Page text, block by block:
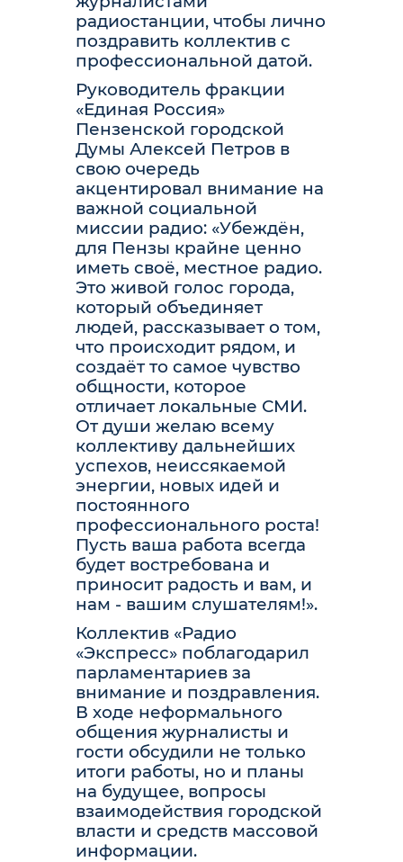
радиостанции, чтобы лично
поздравить коллектив с
профессиональной датой.
Руководитель фракции
«Единая Россия»
Пензенской городской
Думы Алексей Петров в
свою очередь
акцентировал внимание на
важной социальной
миссии радио: «Убеждён,
для Пензы крайне ценно
иметь своё, местное радио.
Это живой голос города,
который объединяет
людей, рассказывает о том,
что происходит рядом, и
создаёт то самое чувство
общности, которое
отличает локальные СМИ.
От души желаю всему
коллективу дальнейших
успехов, неиссякаемой
энергии, новых идей и
постоянного
профессионального роста!
Пусть ваша работа всегда
будет востребована и
приносит радость и вам, и
нам - вашим слушателям!».
Коллектив «Радио
«Экспресс» поблагодарил
парламентариев за
внимание и поздравления.
В ходе неформального
общения журналисты и
гости обсудили не только
итоги работы, но и планы
на будущее, вопросы
взаимодействия городской
власти и средств массовой
информации.